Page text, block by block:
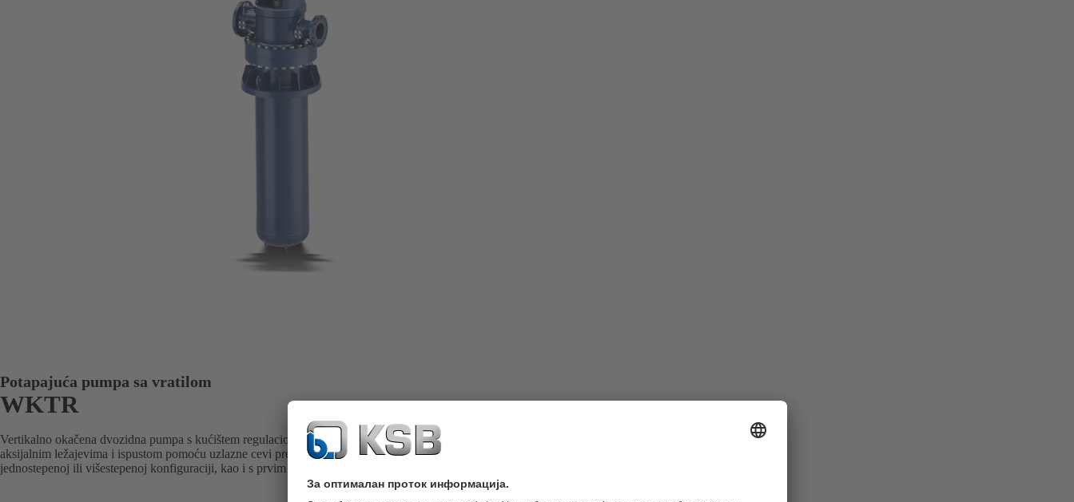
Potapajuća pumpa sa vratilom
WKTR
Vertikalno okačena dvozidna pumpa s kućištem regulacionih lopatica pogonjena vratilom s integrisanim
aksijalnim ležajevima i ispustom pomoću uzlazne cevi prema API 610 / ISO 13709 (VS6). Dostupna u
jednostepenoj ili višestepenoj konfiguraciji, kao i s prvim stepenom u verziji s jednim ulazom.